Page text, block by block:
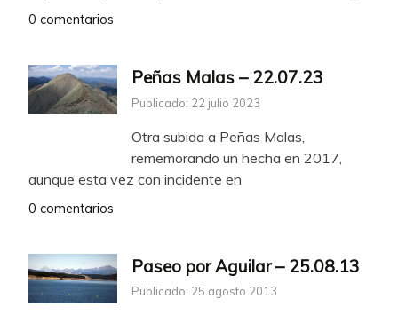
0 comentarios
Peñas Malas – 22.07.23
Publicado: 22 julio 2023
Otra subida a Peñas Malas,
rememorando un hecha en 2017,
aunque esta vez con incidente en
0 comentarios
Paseo por Aguilar – 25.08.13
Publicado: 25 agosto 2013